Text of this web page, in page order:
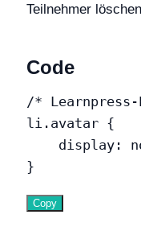
Teilnehmer
Code
/*
li.avatar {
display :
}
Copy